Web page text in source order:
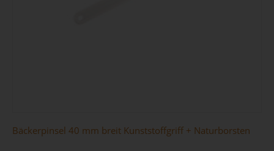
Bäckerpinsel 40 mm breit Kunststoffgriff + Naturborsten